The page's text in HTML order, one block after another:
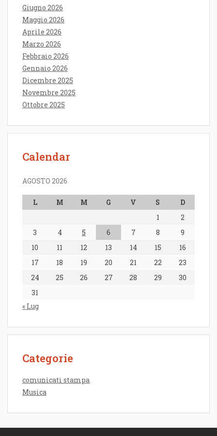
Giugno 2026
Maggio 2026
Aprile 2026
Marzo 2026
Febbraio 2026
Gennaio 2026
Dicembre 2025
Novembre 2025
Ottobre 2025
Calendar
AGOSTO 2026
L M M G V S
D
1
2
3
4 5 6 7 8
9
10
11 12 13 14 15
16
17
18 19 20 21 22
23
24
25 26 27 28 29
30
31
« Lug
Categorie
comunicati stampa
Musica